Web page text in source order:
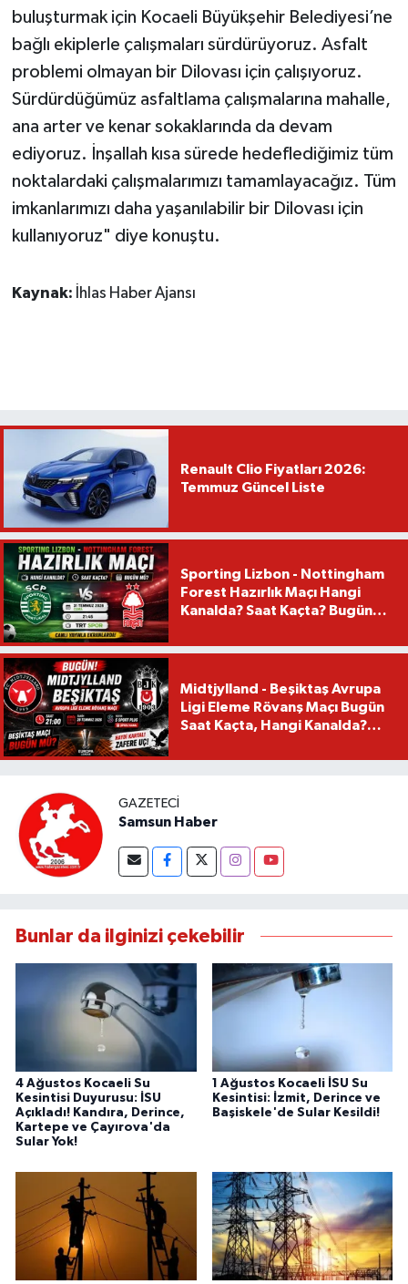
buluşturmak için Kocaeli Büyükşehir Belediyesi’ne
bağlı ekiplerle çalışmaları sürdürüyoruz. Asfalt
problemi olmayan bir Dilovası için çalışıyoruz.
Sürdürdüğümüz asfaltlama çalışmalarına mahalle,
ana arter ve kenar sokaklarında da devam
ediyoruz. İnşallah kısa sürede hedeflediğimiz tüm
noktalardaki çalışmalarımızı tamamlayacağız. Tüm
imkanlarımızı daha yaşanılabilir bir Dilovası için
kullanıyoruz" diye konuştu.
Kaynak: İhlas Haber Ajansı
Renault Clio Fiyatları 2026:
Temmuz Güncel Liste
Sporting Lizbon - Nottingham
Forest Hazırlık Maçı Hangi
Kanalda? Saat Kaçta? Bugün
Midtjylland - Beşiktaş Avrupa
Ligi Eleme Rövanş Maçı Bugün
Saat Kaçta, Hangi Kanalda?
GAZETECI
Samsun Haber
Bunlar da ilginizi çekebilir
4 Ağustos Kocaeli Su
Kesintisi Duyurusu: İSU
Açıkladı! Kandıra, Derince,
Kartepe ve Çayırova'da
Sular Yok!
1 Ağustos Kocaeli İSU Su
Kesintisi: İzmit, Derince ve
Başiskele'de Sular Kesildi!